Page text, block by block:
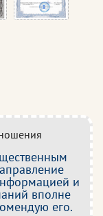
и
вполне
его.